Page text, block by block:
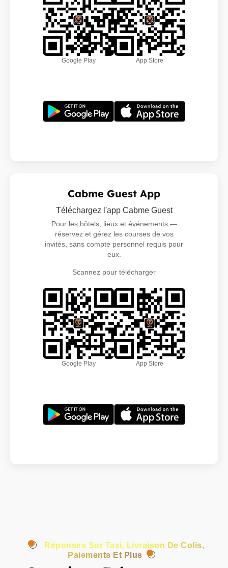
Google Play App Store
Cabme Guest App
Téléchargez l'app Cabme Guest
Pour les hôtels, lieux et événements —
réservez et gérez les courses de vos
invités, sans compte personnel requis pour
eux.
Scannez pour télécharger
Google Play App Store
Réponses Sur Taxi, Livraison De Colis,
Paiements Et Plus